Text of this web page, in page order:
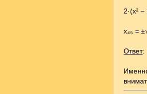
2·(x² −
x₄₅ =
Ответ: